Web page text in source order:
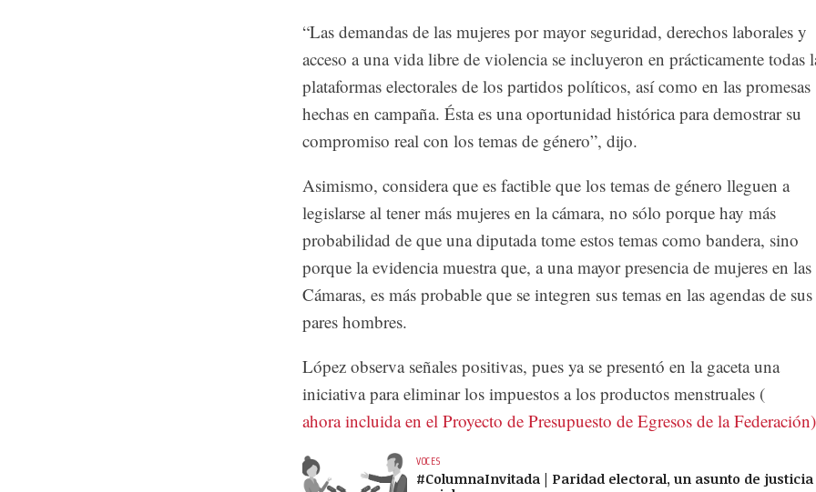
“Las demandas de las mujeres por mayor seguridad, derechos laborales y
acceso a una vida libre de violencia se incluyeron en prácticamente todas
plataformas electorales de los partidos políticos, así como en las promesas
hechas en campaña. Ésta es una oportunidad histórica para demostrar su
compromiso real con los temas de género”, dijo.
Asimismo, considera que es factible que los temas de género lleguen a
legislarse al tener más mujeres en la cámara, no sólo porque hay más
probabilidad de que una diputada tome estos temas como bandera, sino
porque la evidencia muestra que, a una mayor presencia de mujeres en las
Cámaras, es más probable que se integren sus temas en las agendas de sus
pares hombres.
López observa señales positivas, pues ya se presentó en la gaceta una
iniciativa para eliminar los impuestos a los productos menstruales (
ahora incluida en el Proyecto de Presupuesto de Egresos de la Federación)
VOCES
#ColumnaInvitada | Paridad electoral, un asunto de justicia